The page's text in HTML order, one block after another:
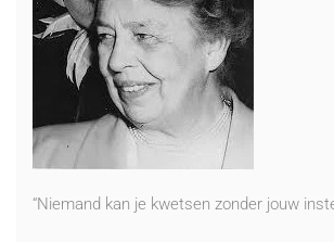
“Niemand kan je kwetsen zonder jouw